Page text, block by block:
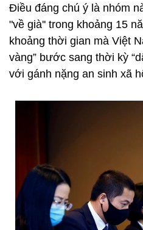
Điều đáng chú ý là nhóm
"về già'' trong khoảng 15
khoảng thời gian mà Việt
vàng” bước sang thời kỳ
với gánh nặng an sinh xã